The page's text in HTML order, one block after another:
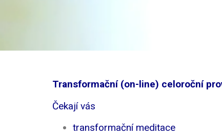
Transformační (on-line) celoroční
Čekají vás
transformační meditace